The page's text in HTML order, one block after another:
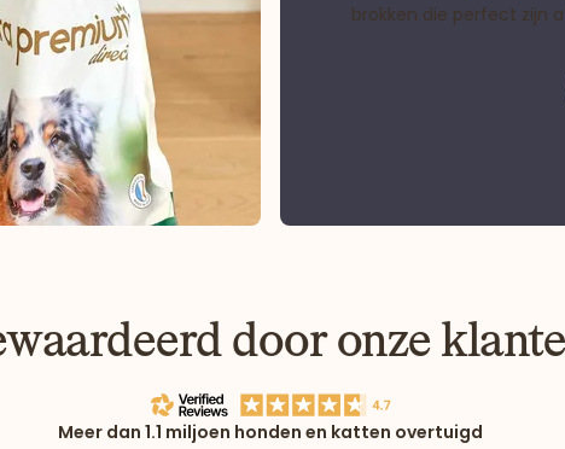
brokken die perfect zijn
door onze
Meer dan 1.1 miljoen honden en katten overtuigd